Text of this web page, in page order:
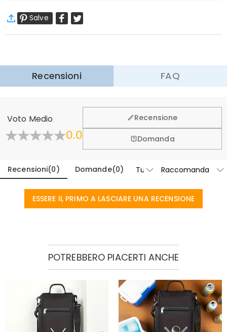
Spedizione Standard
9-18
Scopri di più
l'acquisto, per questo vi offriamo una politica di reso &
cambio entro 60 giorni.
Scopri di Più
Salve
Recensioni FAQ
Voto Medio
0.0
Recensione
Domanda
Recensioni(0) Domande(0)
ESSERE IL PRIMO A LASCIARE UNA RECENSIONE
POTREBBERO PIACERTI ANCHE